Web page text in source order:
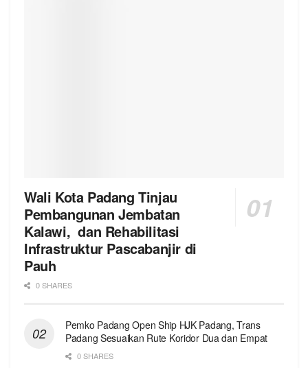
Wali Kota Padang Tinjau
Pembangunan Jembatan
Kalawi, dan Rehabilitasi
Infrastruktur Pascabanjir di
Pauh
0 SHARES
Pemko Padang Open Ship HJK Padang, Trans
Padang Sesuaikan Rute Koridor Dua dan Empat
0 SHARES